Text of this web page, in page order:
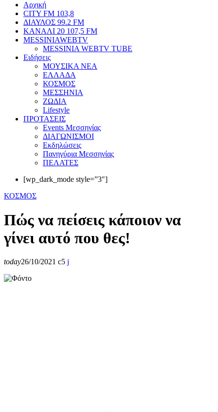
Αρχική
CITY FM 103,8
ΔΙΑΥΛΟΣ 99.2 FM
ΚΑΝΑΛΙ 20 107,5 FM
MESSINIAWEBTV
MESSINIA WEBTV TUBE
Eιδήσεις
ΜΟΥΣΙΚΑ ΝΕΑ
ΕΛΛΑΔΑ
ΚΟΣΜΟΣ
ΜΕΣΣΗΝΙΑ
ΖΩΔΙΑ
Lifestyle
ΠΡΟΤΑΣΕΙΣ
Events Μεσσηνίας
ΔΙΑΓΩΝΙΣΜΟΙ
Εκδηλώσεις
Πανηγύρια Μεσσηνίας
ΠΕΛΑΤΕΣ
[wp_dark_mode style=”3″]
ΚΟΣΜΟΣ
Πώς να πείσεις κάποιον να
γίνει αυτό που θες!
today26/10/2021 5